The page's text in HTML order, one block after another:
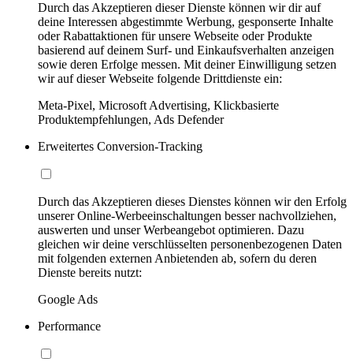
Durch das Akzeptieren dieser Dienste können wir dir auf
deine Interessen abgestimmte Werbung, gesponserte Inhalte
oder Rabattaktionen für unsere Webseite oder Produkte
basierend auf deinem Surf- und Einkaufsverhalten anzeigen
sowie deren Erfolge messen. Mit deiner Einwilligung setzen
wir auf dieser Webseite folgende Drittdienste ein:
Meta-Pixel, Microsoft Advertising, Klickbasierte
Produktempfehlungen, Ads Defender
Erweitertes Conversion-Tracking
Durch das Akzeptieren dieses Dienstes können wir den Erfolg
unserer Online-Werbeeinschaltungen besser nachvollziehen,
auswerten und unser Werbeangebot optimieren. Dazu
gleichen wir deine verschlüsselten personenbezogenen Daten
mit folgenden externen Anbietenden ab, sofern du deren
Dienste bereits nutzt:
Google Ads
Performance